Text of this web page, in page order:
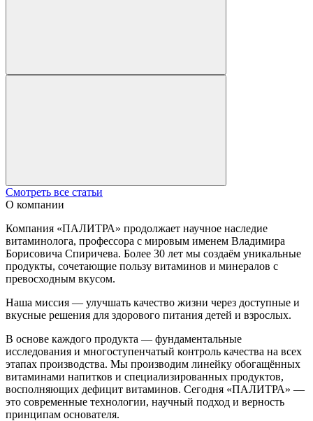
Смотреть все статьи
О компании
Компания «ПАЛИТРА» продолжает научное наследие
витаминолога, профессора с мировым именем Владимира
Борисовича Спиричева. Более 30 лет мы создаём уникальные
продукты, сочетающие пользу витаминов и минералов с
превосходным вкусом.
Наша миссия — улучшать качество жизни через доступные и
вкусные решения для здорового питания детей и взрослых.
В основе каждого продукта — фундаментальные
исследования и многоступенчатый контроль качества на всех
этапах производства. Мы производим линейку обогащённых
витаминами напитков и специализированных продуктов,
восполняющих дефицит витаминов. Сегодня «ПАЛИТРА» —
это современные технологии, научный подход и верность
принципам основателя.